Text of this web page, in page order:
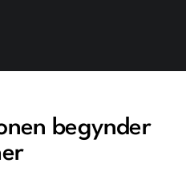
begynder